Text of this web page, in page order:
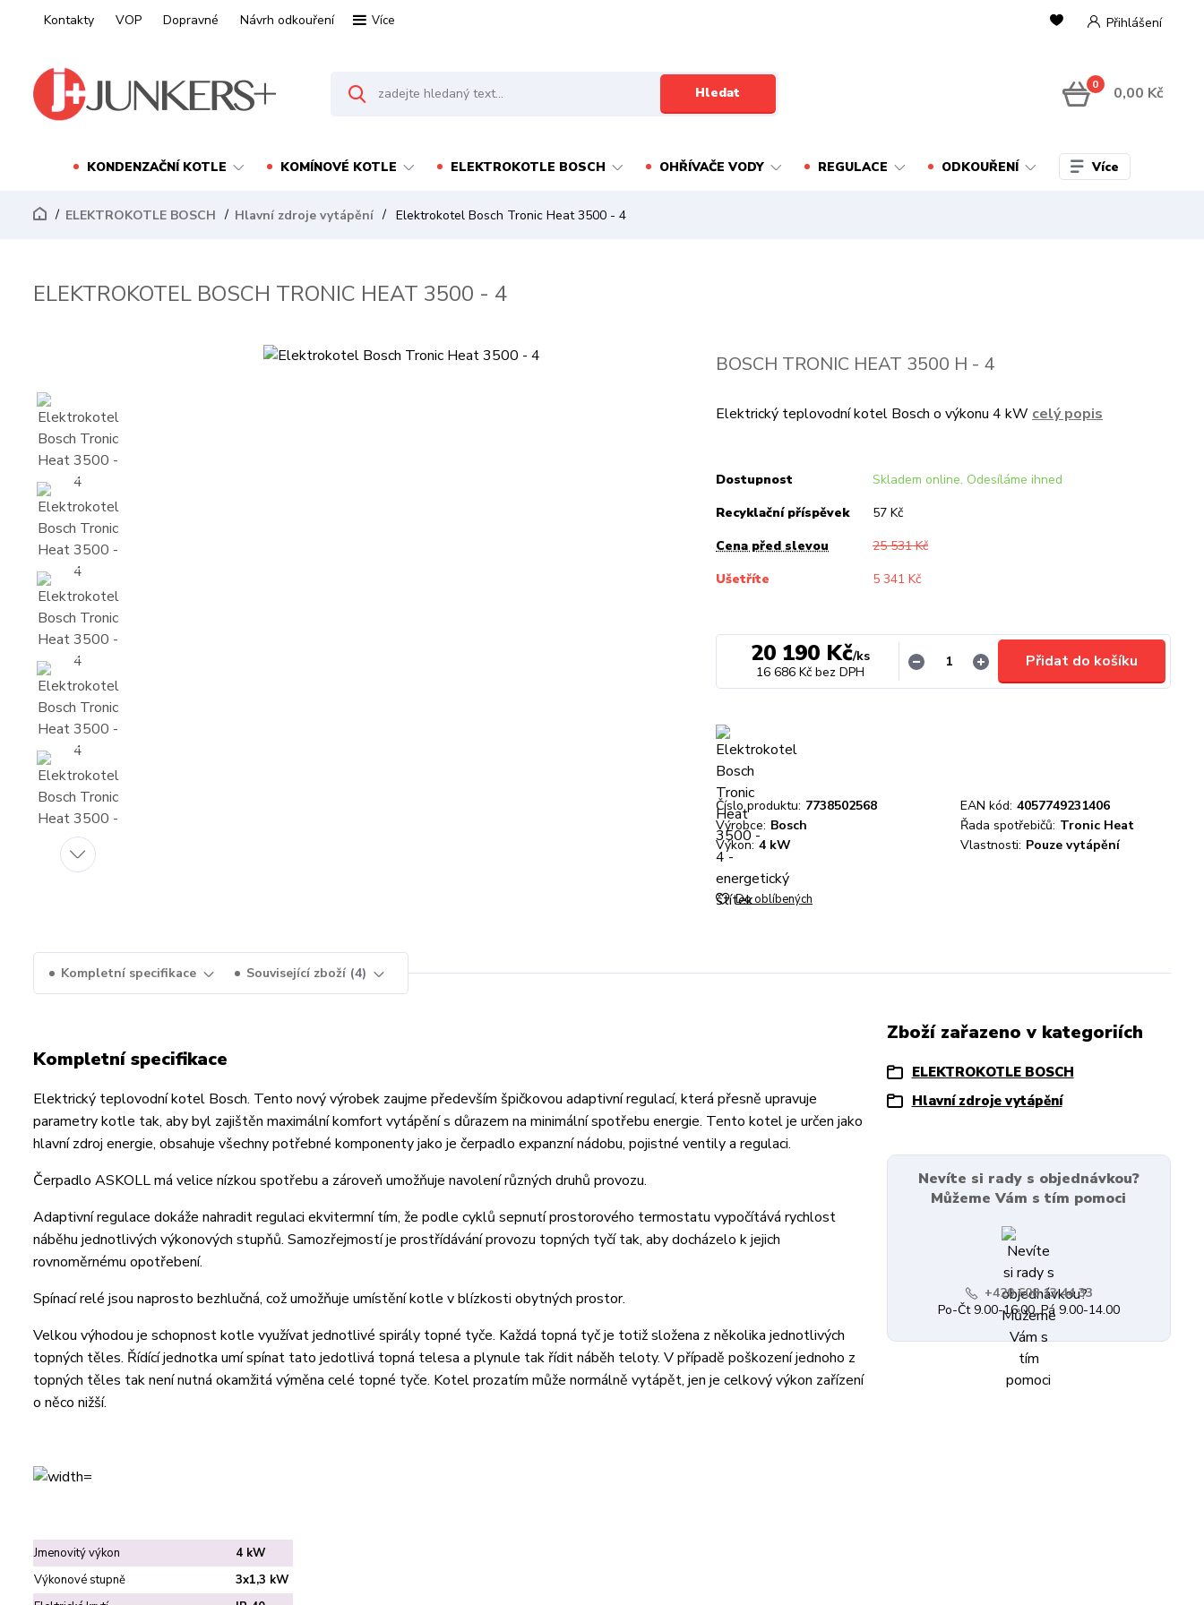
Kontakty VOP Dopravné Návrh odkouření Více Přihlášení
Hledat 0 0,00 Kč
KONDENZAČNÍ KOTLE KOMÍNOVÉ KOTLE ELEKTROKOTLE BOSCH OHŘÍVAČE VODY REGULACE ODKOUŘENÍ Více
ELEKTROKOTLE BOSCH Hlavní zdroje vytápění Elektrokotel Bosch Tronic Heat 3500 - 4
ELEKTROKOTEL BOSCH TRONIC HEAT 3500 - 4
BOSCH TRONIC HEAT 3500 H - 4
Elektrický teplovodní kotel Bosch o výkonu 4 kW celý popis
Dostupnost
Skladem online. Odesíláme ihned
Recyklační příspěvek
57 Kč
Cena před slevou
25 531 Kč
Ušetříte
5 341 Kč
20 190 Kč/ks
16 686 Kč bez DPH
Přidat do košíku
Číslo produktu: 7738502568 EAN kód: 4057749231406
Výrobce: Bosch Řada spotřebičů: Tronic Heat
Výkon: 4 kW Vlastnosti: Pouze vytápění
Do oblíbených
Kompletní specifikace Související zboží 4
Kompletní specifikace
Elektrický teplovodní kotel Bosch. Tento nový výrobek zaujme především špičkovou adaptivní regulací, která přesně upravuje
parametry kotle tak, aby byl zajištěn maximální komfort vytápění s důrazem na minimální spotřebu energie. Tento kotel je určen jako
hlavní zdroj energie, obsahuje všechny potřebné komponenty jako je čerpadlo expanzní nádobu, pojistné ventily a regulaci.
Čerpadlo ASKOLL má velice nízkou spotřebu a zároveň umožňuje navolení různých druhů provozu.
Adaptivní regulace dokáže nahradit regulaci ekvitermní tím, že podle cyklů sepnutí prostorového termostatu vypočítává rychlost
náběhu jednotlivých výkonových stupňů. Samozřejmostí je prostřídávání provozu topných tyčí tak, aby docházelo k jejich
rovnoměrnému opotřebení.
Spínací relé jsou naprosto bezhlučná, což umožňuje umístění kotle v blízkosti obytných prostor.
Velkou výhodou je schopnost kotle využívat jednotlivé spirály topné tyče. Každá topná tyč je totiž složena z několika jednotlivých
topných těles. Řídící jednotka umí spínat tato jedotlivá topná telesa a plynule tak řídit náběh teloty. V případě poškození jednoho z
topných těles tak není nutná okamžitá výměna celé topné tyče. Kotel prozatím může normálně vytápět, jen je celkový výkon zařízení
o něco nižší.
Jmenovitý výkon
4 kW
Výkonové stupně
3x1,3 kW
Zboží zařazeno v kategoriích
ELEKTROKOTLE BOSCH
Hlavní zdroje vytápění
Nevíte si rady s objednávkou?
Můžeme Vám s tím pomoci
+420 608 13 44 33
Po-Čt 9.00-16.00, Pá 9.00-14.00